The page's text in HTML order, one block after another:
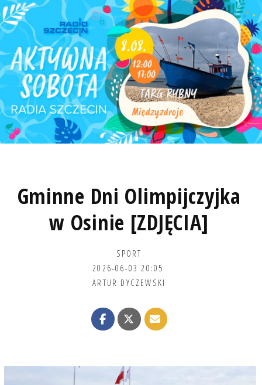
Gminne Dni Olimpijczyjka
w Osinie [ZDJĘCIA]
SPORT
2026-06-03 20:05
ARTUR DYCZEWSKI